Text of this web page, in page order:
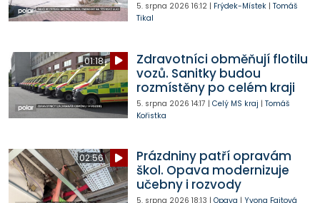
5. srpna 2026 16:12| Frýdek-Místek| Tomáš
Tikal
01:18
Zdravotníci obměňují flotilu
vozů. Sanitky budou
rozmístěny po celém kraji
5. srpna 2026 14:17 | Celý MS kraj | Tomáš
Kořistka
02:56
Prázdniny patří opravám
škol. Opava modernizuje
učebny i rozvody
5. srpna 2026 18:13 | Opava | Yvona Fajtová